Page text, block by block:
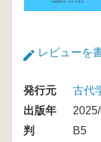
レビューを
発行元
古代
出版年
判
B5